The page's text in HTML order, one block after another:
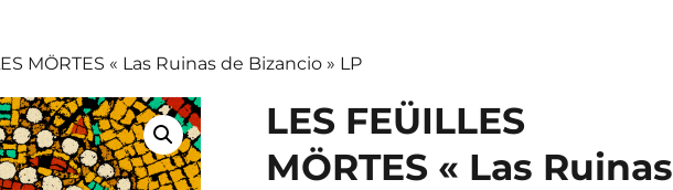
MÖRTES « Las Ruinas de Bizancio » LP
LES FEÜILLES
MÖRTES « Las Ruinas